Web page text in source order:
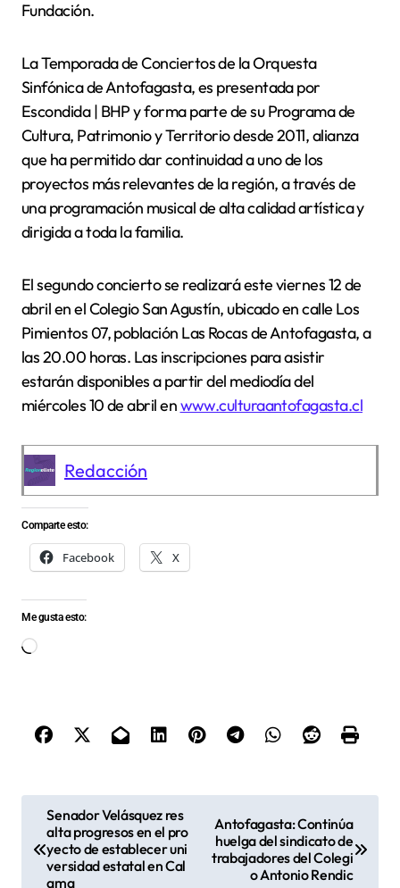
Fundación.
La Temporada de Conciertos de la Orquesta
Sinfónica de Antofagasta, es presentada por
Escondida | BHP y forma parte de su Programa de
Cultura, Patrimonio y Territorio desde 2011, alianza
que ha permitido dar continuidad a uno de los
proyectos más relevantes de la región, a través de
una programación musical de alta calidad artística y
dirigida a toda la familia.
El segundo concierto se realizará este viernes 12 de
abril en el Colegio San Agustín, ubicado en calle Los
Pimientos 07, población Las Rocas de Antofagasta, a
las 20.00 horas. Las inscripciones para asistir
estarán disponibles a partir del mediodía del
miércoles 10 de abril enwww.culturaantofagasta.cl
Redacción
Comparte esto:
Facebook X
Me gusta esto:
Cargando...
Senador Velásquez res
alta progresos en el pro
yecto de establecer uni
versidad estatal en Cal
ama
Antofagasta: Continúa
huelga del sindicato de
trabajadores del Colegi
o Antonio Rendic